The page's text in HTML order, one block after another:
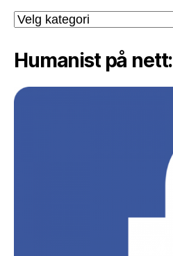
Kategori:
Humanist på nett: